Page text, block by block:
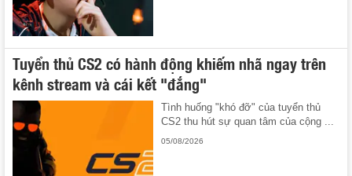
Tuyển thủ CS2 có hành động khiếm nhã ngay trên
kênh stream và cái kết "đắng"
Tình huống "khó đỡ" của tuyển thủ
CS2 thu hút sự quan tâm của cộng ...
05/08/2026